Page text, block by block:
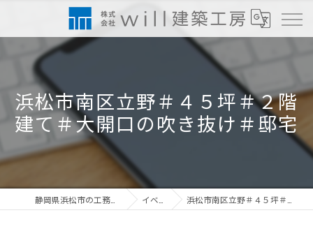
浜松市南区立野＃４５坪＃２階
建て＃大開口の吹き抜け＃邸宅
静岡県浜松市の工務店なら株式会社will建築工房 イベント情報 浜松市南区立野＃４５坪＃２階建て＃大開口の吹き抜け＃邸宅